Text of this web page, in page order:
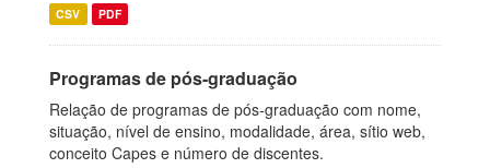
CSV PDF
Programas de pós-graduação
Relação de programas de pós-graduação com nome,
situação, nível de ensino, modalidade, área, sítio web,
conceito Capes e número de discentes.